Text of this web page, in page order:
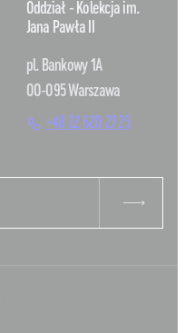
Oddział - Kolekcja im.
Jana Pawła II
pl. Bankowy 1A
00-095 Warszawa
+48 22 620 27 25